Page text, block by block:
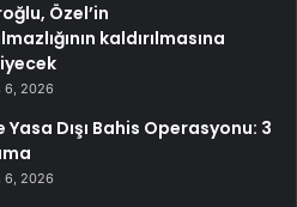
Özel’in
kaldırılmasına
6, 2026
Yasa Dışı Bahis Operasyonu: 3
6, 2026